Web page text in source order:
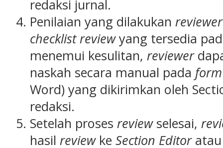
redaksi jurnal.
Penilaian yang dilakukan reviewer
checklist reviewyang tersedia
menemui kesulitan, reviewer
naskah secara manual pada
Word) yang dikirimkan oleh
redaksi.
Setelah proses reviewselesai,
hasil reviewke Section Editoratau